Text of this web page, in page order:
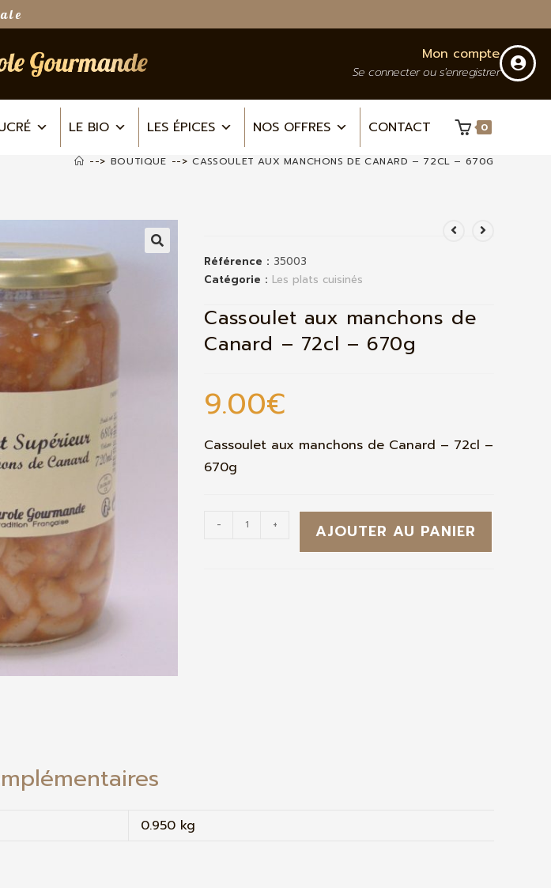
Mon compte
Se connecter ou s'enregistrer
LE BIO LES ÉPICES NOS OFFRES CONTACT 0
--> BOUTIQUE --> CASSOULET AUX MANCHONS DE CANARD – 72CL – 670G
Référence : 35003
Catégorie : Les plats cuisinés
Cassoulet aux manchons de
Canard – 72cl – 670g
9.00€
Cassoulet aux manchons de Canard – 72cl –
670g
- + AJOUTER AU PANIER
0.950 kg